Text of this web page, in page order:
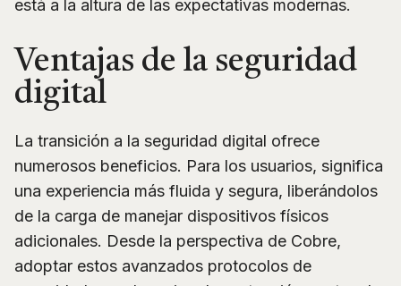
está a la altura de las expectativas modernas.
Ventajas de la seguridad
digital
La transición a la seguridad digital ofrece
numerosos beneficios. Para los usuarios, significa
una experiencia más fluida y segura, liberándolos
de la carga de manejar dispositivos físicos
adicionales. Desde la perspectiva de Cobre,
adoptar estos avanzados protocolos de